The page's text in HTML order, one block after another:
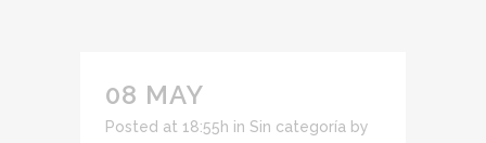
08 MAY
Posted at 18:55h in Sin categoría by